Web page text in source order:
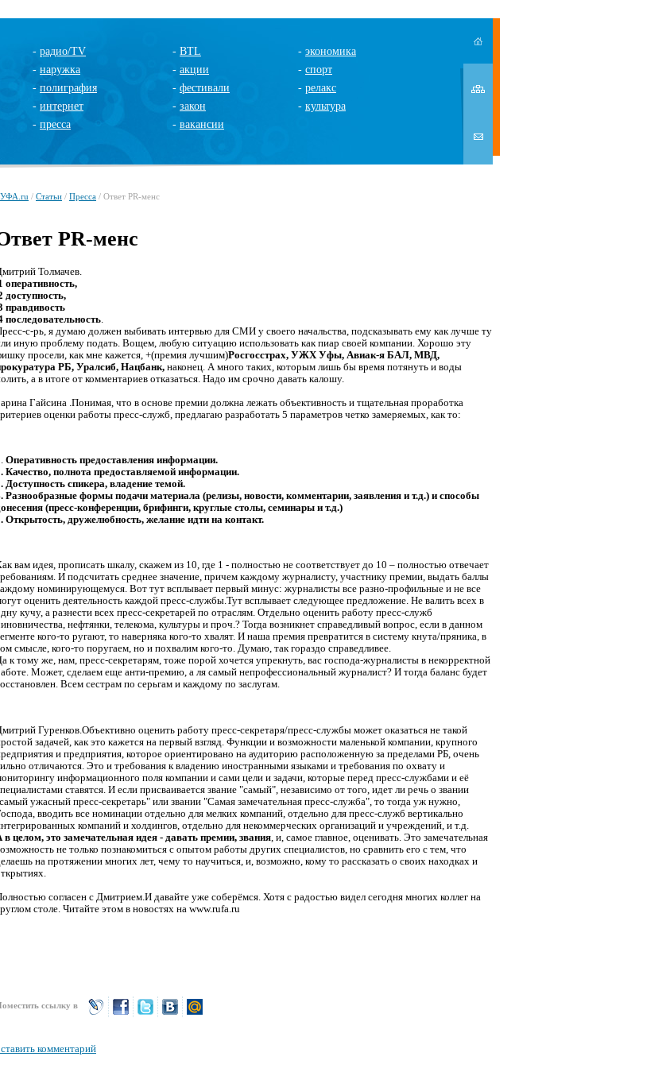
- радио/TV
- наружка
- полиграфия
- интернет
- пресса
- BTL
- акции
- фестивали
- закон
- вакансии
- экономика
- спорт
- релакс
- культура
/ Статьи / Пресса / Ответ PR-менс
PR-менс
Толмачев.
оперативность,
доступность,
правдивость
последовательность
с-рь, я думаю должен выбивать интервью для СМИ у своего начальства, подсказывать ему как лучше ту
иную проблему подать. Вощем, любую ситуацию использовать как пиар своей компании. Хорошо эту
просели, как мне кажется, +(премия лучшим)Росгосстрах, УЖХ Уфы, Авиак-я БАЛ, МВД,
РБ, Уралсиб, Нацбанк, наконец. А много таких, которым лишь бы время потянуть и воды
а в итоге от комментариев отказаться. Надо им срочно давать калошу.
Гайсина .Понимая, что в основе премии должна лежать объективность и тщательная проработка
оценки работы пресс-служб, предлагаю разработать 5 параметров четко замеряемых, как то:
Оперативность предоставления информации.
Качество, полнота предоставляемой информации.
Доступность спикера, владение темой.
Разнообразные формы подачи материала (релизы, новости, комментарии, заявления и т.д.) и способы
(пресс-конференции, брифинги, круглые столы, семинары и т.д.)
Открытость, дружелюбность, желание идти на контакт.
вам идея, прописать шкалу, скажем из 10, где 1 - полностью не соответствует до 10 – полностью отвечает
И подсчитать среднее значение, причем каждому журналисту, участнику премии, выдать баллы
номинирующемуся. Вот тут всплывает первый минус: журналисты все разно-профильные и не все
оценить деятельность каждой пресс-службы.Тут всплывает следующее предложение. Не валить всех в
кучу, а разнести всех пресс-секретарей по отраслям. Отдельно оценить работу пресс-служб
нефтянки, телекома, культуры и проч.? Тогда возникнет справедливый вопрос, если в данном
кого-то ругают, то наверняка кого-то хвалят. И наша премия превратится в систему кнута/пряника, в
смысле, кого-то поругаем, но и похвалим кого-то. Думаю, так гораздо справедливее.
к тому же, нам, пресс-секретарям, тоже порой хочется упрекнуть, вас господа-журналисты в некорректной
Может, сделаем еще анти-премию, а ля самый непрофессиональный журналист? И тогда баланс будет
Всем сестрам по серьгам и каждому по заслугам.
Гуренков.Объективно оценить работу пресс-секретаря/пресс-службы может оказаться не такой
задачей, как это кажется на первый взгляд. Функции и возможности маленькой компании, крупного
и предприятия, которое ориентировано на аудиторию расположенную за пределами РБ, очень
отличаются. Это и требования к владению иностранными языками и требования по охвату и
информационного поля компании и сами цели и задачи, которые перед пресс-службами и её
ставятся. И если присваивается звание "самый", независимо от того, идет ли речь о звании
ужасный пресс-секретарь" или звании "Самая замечательная пресс-служба", то тогда уж нужно,
вводить все номинации отдельно для мелких компаний, отдельно для пресс-служб вертикально
компаний и холдингов, отдельно для некоммерческих организаций и учреждений, и т.д.
в целом, это замечательная идея - давать премии, звания , и, самое главное, оценивать. Это замечательная
не только познакомиться с опытом работы других специалистов, но сравнить его с тем, что
на протяжении многих лет, чему то научиться, и, возможно, кому то рассказать о своих находках и
согласен с Дмитрием.И давайте уже соберёмся. Хотя с радостью видел сегодня многих коллег на
столе. Читайте этом в новостях на www.rufa.ru
ссылку в
комментарий